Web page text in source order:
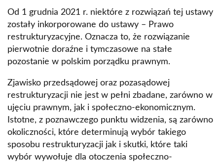
Od 1 grudnia 2021 r. niektóre z rozwiązań tej ustawy
zostały inkorporowane do ustawy – Prawo
restrukturyzacyjne. Oznacza to, że rozwiązanie
pierwotnie doraźne i tymczasowe na stałe
pozostanie w polskim porządku prawnym.
Zjawisko przedsądowej oraz pozasądowej
restrukturyzacji nie jest w pełni zbadane, zarówno w
ujęciu prawnym, jak i społeczno-ekonomicznym.
Istotne, z poznawczego punktu widzenia, są zarówno
okoliczności, które determinują wybór takiego
sposobu restrukturyzacji jak i skutki, które taki
wybór wywołuje dla otoczenia społeczno-
Projekt DIVPOL
Strukturalne i regionalne aspekty
międzynarodowych cykli koniunkturalnych
Wdrożenie systemu Hospital-Based HTA (HB-
HTA) - Szpitalnej Oceny Innowacyjnych
Technologii Medycznych